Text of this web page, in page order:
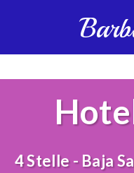
4 Stelle - Baja